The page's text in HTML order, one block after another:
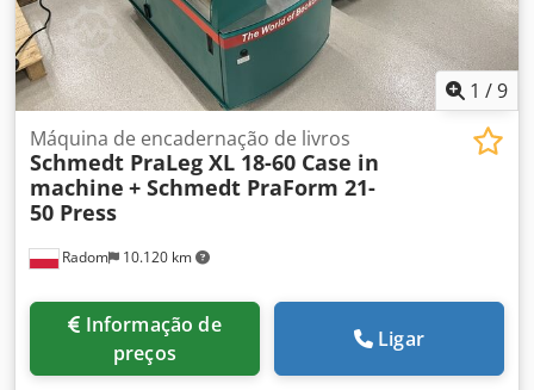
1 /9
Radom 10.120 km
Máquina de encadernação de livros
Schmedt PraLeg XL 18-60 Case in
machine + Schmedt PraForm 21-
50 Press
preços
Ligar